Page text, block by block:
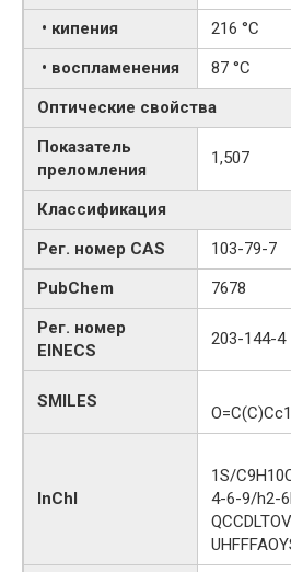
• кипения
216 °C
• воспламенения
87 °C
Оптические свойства
Показатель
преломления
1,507
Классификация
Рег. номер CAS
103-79-7
PubChem
7678
Рег. номер
EINECS
203-144-4
SMILES
InChI
1S/
4-6-9/h2-